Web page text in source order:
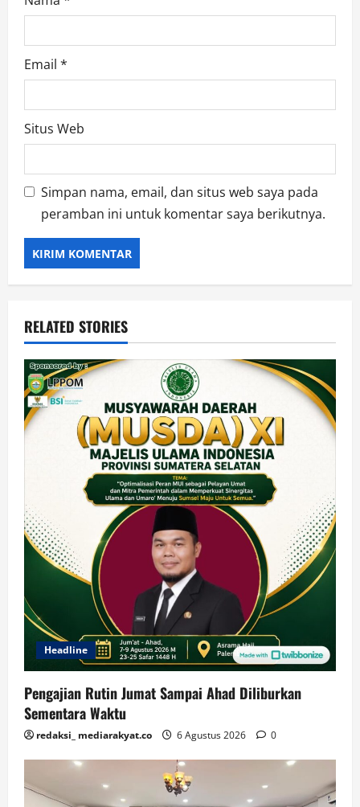
Email *
Situs Web
Simpan nama, email, dan situs web saya pada
peramban ini untuk komentar saya berikutnya.
RELATED STORIES
Headline
Pengajian Rutin Jumat Sampai Ahad Diliburkan
Sementara Waktu
redaksi_ mediarakyat.co 6 Agustus 2026 0